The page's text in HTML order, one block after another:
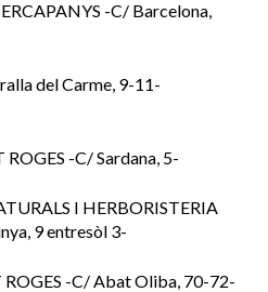
-C/ Barcelona,
del Carme, 9-11-
-C/ Sardana, 5-
I HERBORISTERIA
9 entresòl 3-
-C/ Abat Oliba, 70-72-